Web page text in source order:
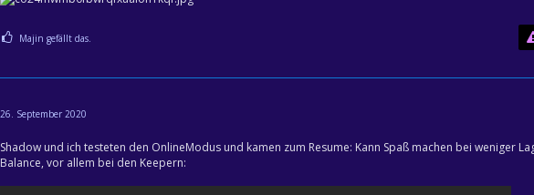
Majin gefällt das.
26. September 2020
Shadow und ich testeten den OnlineModus und kamen zum Resume: Kann Spaß machen bei weniger
Balance, vor allem bei den Keepern: